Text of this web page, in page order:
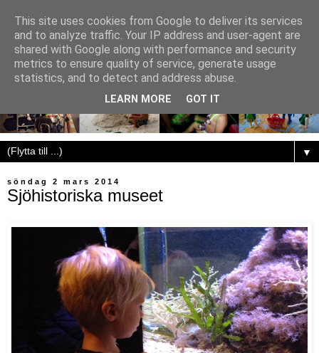
▼
söndag 2 mars 2014
Sjöhistoriska museet
This site uses cookies from Google to deliver its services
and to analyze traffic. Your IP address and user-agent are
shared with Google along with performance and security
metrics to ensure quality of service, generate usage
statistics, and to detect and address abuse.
LEARN MORE GOT IT